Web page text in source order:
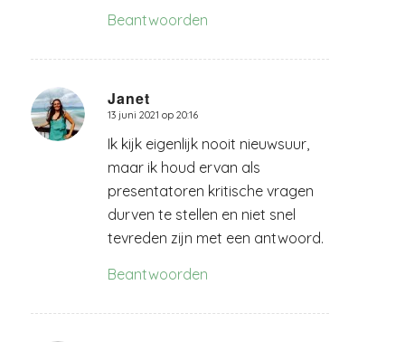
Beantwoorden
Janet
zegt:
13 juni 2021 op 20:16
Ik kijk eigenlijk nooit nieuwsuur,
maar ik houd ervan als
presentatoren kritische vragen
durven te stellen en niet snel
tevreden zijn met een antwoord.
Beantwoorden